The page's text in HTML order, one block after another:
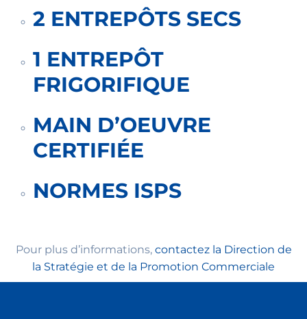
2 ENTREPÔTS SECS
1 ENTREPÔT
FRIGORIFIQUE
MAIN D’OEUVRE
CERTIFIÉE
NORMES ISPS
Pour plus d’informations, contactez la Direction de
la Stratégie et de la Promotion Commerciale